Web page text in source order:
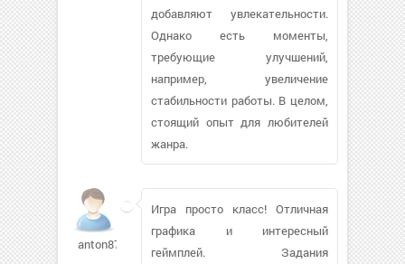
добавляют увлекательности.
Однако есть моменты,
требующие улучшений,
например, увеличение
стабильности работы. В целом,
стоящий опыт для любителей
жанра.
anton87899
Игра просто класс! Отличная
графика и интересный
геймплей. Задания